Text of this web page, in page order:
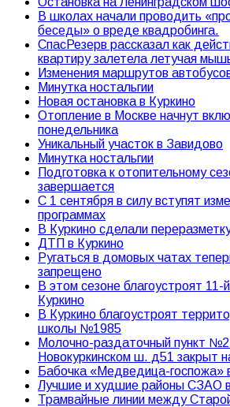
В школах начали проводить
беседы» о вреде квадробинга.
СпасРезерв рассказал как
квартиру залетела летучая
Изменения маршрутов
Минутка ностальгии
Новая остановка в Куркино
Отопление в Москве начнут
понедельника
Уникальный участок в Завидово
Минутка ностальгии
Подготовка к отопительному
завершается
С 1 сентября в силу вступят
программах
В Куркино сделали
ДТП в Куркино
Ругаться в домовых чатах
запрещено
В этом сезоне благоустроят 11-
Куркино
В Куркино благоустроят
школы №1985
Молочно-раздаточный пункт
Новокуркинском ш. д51 закрыт
Бабочка «Медведица-госпожа»
Лучшие и худшие районы СЗАО
Трамвайные линии между